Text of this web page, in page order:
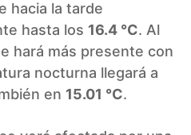
hacia la tarde
hasta los 16.4 °C. Al
hará más presente con
nocturna llegará a
en 15.01 °C.